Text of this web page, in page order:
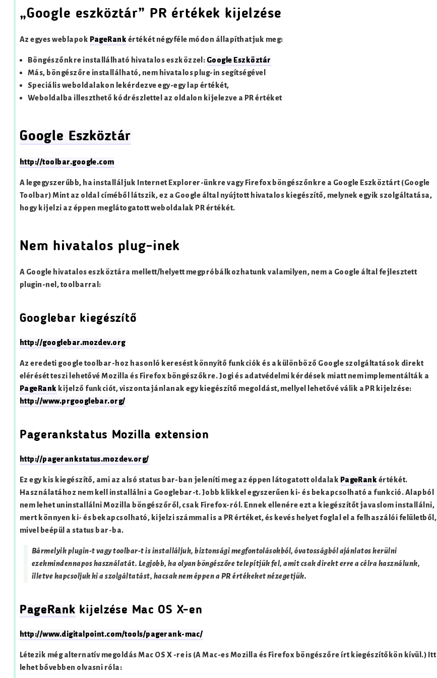
„Google eszköztár” PR értékek kijelzése
Az egyes weblapok PageRank értékét négyféle módon állapíthatjuk meg:
Böngészőnkre installálható hivatalos eszközzel: Google Eszköztár
Más, böngészőre installálható, nem hivatalos plug-in segítségével
Speciális weboldalakon lekérdezve egy-egy lap értékét,
Weboldalba illeszthető kódrészlettel az oldalon kijelezve a PR értéket
Google Eszköztár
http://toolbar.google.com
A legegyszerűbb, ha installáljuk Internet Explorer-ünkre vagy Firefox böngészőnkre a Google Eszköztárt (Google
Toolbar) Mint az oldal címéből látszik, ez a Google által nyújtott hivatalos kiegészítő, melynek egyik szolgáltatása,
hogy kijelzi az éppen meglátogatott weboldalak PR értékét.
Nem hivatalos plug-inek
A Google hivatalos eszköztára mellett/helyett megpróbálkozhatunk valamilyen, nem a Google által fejlesztett
plugin-nel, toolbarral:
Googlebar kiegészítő
http://googlebar.mozdev.org
Az eredeti google toolbar-hoz hasonló keresést könnyítő funkciók és a különböző Google szolgáltatások direkt
elérését teszi lehetővé Mozilla és Firefox böngészőkre. Jogi és adatvédelmi kérdések miatt nem implementálták a
PageRank kijelző funkciót, viszontajánlanak egy kiegészítő megoldást, mellyel lehetővé válik a PR kijelzése:
http://www.prgooglebar.org/
Pagerankstatus Mozilla extension
http://pagerankstatus.mozdev.org/
Ez egy kis kiegészítő, ami az alsó status bar-ban jeleníti meg az éppen látogatott oldalak PageRank értékét.
Használatához nem kell installálni a Googlebar-t. Jobb klikkel egyszerűen ki- és bekapcsolható a funkció. Alapból
nem lehet uninstallálni Mozilla böngészőről, csak Firefox-ról. Ennek ellenére ezt a kiegészítőt javaslom installálni,
mert könnyen ki- és bekapcsolható, kijelzi számmal is a PR értéket, és kevés helyet foglal el a felhaszálói felületből,
mivel beépül a status bar-ba.
Bármelyik plugin-t vagy toolbar-t is installáljuk, biztonsági megfontolásokból, óvatosságból ajánlatos kerülni
ezekmindennapos használatát. Legjobb, ha olyan böngészőre telepítjük fel, amit csak direkt erre a célra használunk,
illetve kapcsoljuk ki a szolgáltatást, hacsak nem éppen a PR értékeket nézegetjük.
PageRank kijelzése Mac OS X-en
http://www.digitalpoint.com/tools/pagerank-mac/
Létezik még alternatív megoldás Mac OS X -re is (A Mac-es Mozilla és Firefox böngészőre írt kiegészítőkön kívül.) Itt
lehet bővebben olvasni róla: